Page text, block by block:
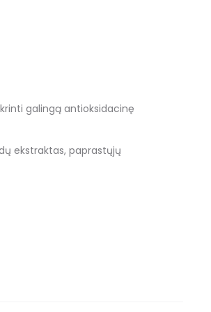
galingą antioksidacinę
ekstraktas, paprastųjų